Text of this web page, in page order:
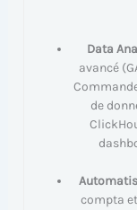
Data
avancé
de
compta